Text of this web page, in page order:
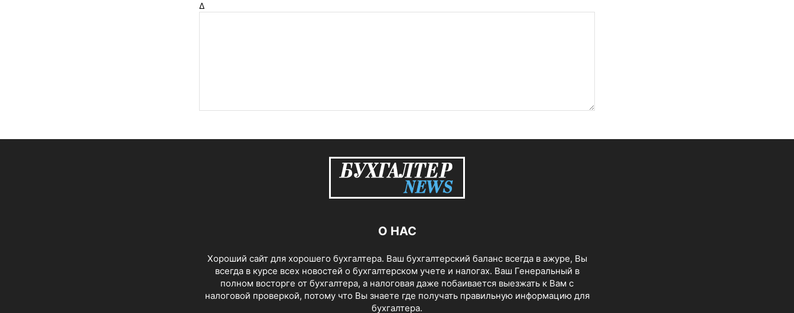
Δ
О НАС
Хороший сайт для хорошего бухгалтера. Ваш бухгалтерский баланс всегда в ажуре, Вы
всегда в курсе всех новостей о бухгалтерском учете и налогах. Ваш Генеральный в
полном восторге от бухгалтера, а налоговая даже побаивается выезжать к Вам с
налоговой проверкой, потому что Вы знаете где получать правильную информацию для
бухгалтера.